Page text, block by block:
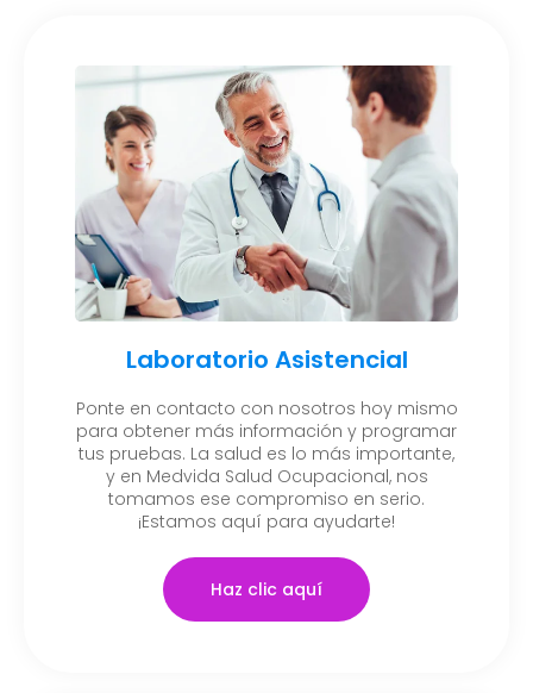
Laboratorio Asistencial
Ponte en contacto con nosotros hoy mismo
para obtener más información y programar
tus pruebas. La salud es lo más importante,
y en Medvida Salud Ocupacional, nos
tomamos ese compromiso en serio.
¡Estamos aquí para ayudarte!
Haz clic aquí